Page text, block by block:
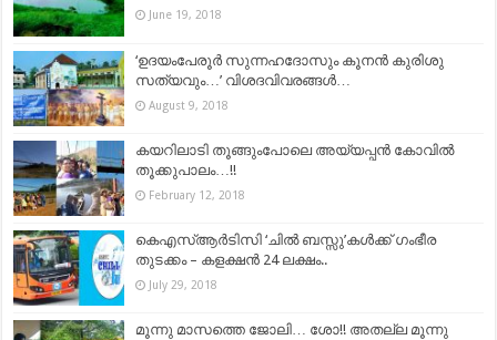
June 19, 2018
‘ഉദയംപേരൂർ സുന്നഹദോസും കൂനൻ കുരിശു
സത്യവും…’ വിശദവിവരങ്ങൾ…
August 9, 2018
കയറിലാടി തൂങ്ങുംപോലെ അയ്യപ്പന്‍ കോവില്‍
തൂക്കുപാലം…!!
February 12, 2018
കെഎസ്ആർടിസി ‘ചിൽ ബസ്സു’കൾക്ക് ഗംഭീര
തുടക്കം – കളക്ഷൻ 24 ലക്ഷം..
July 29, 2018
മൂന്നു മാസത്തെ ജോലി… ശോ!! അതല്ല മൂന്നു